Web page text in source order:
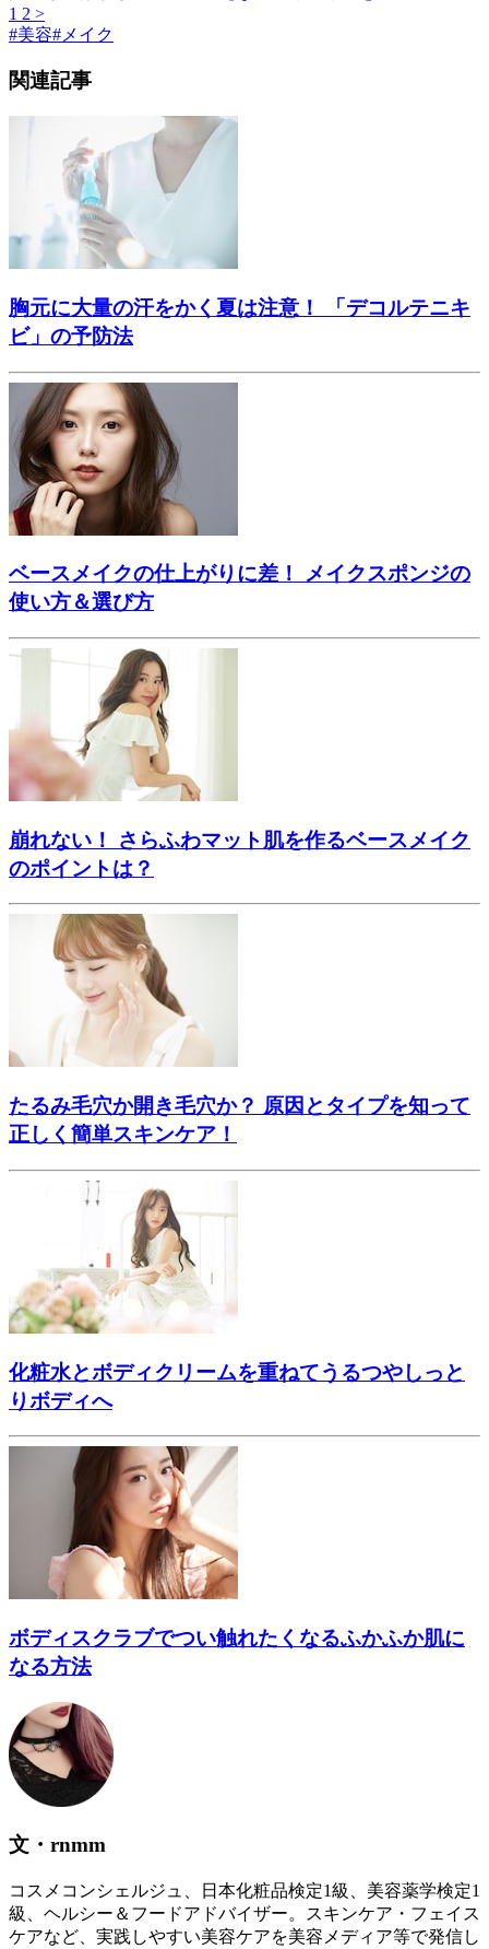
1 2 >
#美容# メイク
関連記事
胸元に大量の汗をかく夏は注意！ 「デコルテニキ
ビ」の予防法
ベースメイクの仕上がりに差！ メイクスポンジの
使い方＆選び方
崩れない！ さらふわマット肌を作るベースメイク
のポイントは？
たるみ毛穴か開き毛穴か？ 原因とタイプを知って
正しく簡単スキンケア！
化粧水とボディクリームを重ねてうるつやしっと
りボディへ
ボディスクラブでつい触れたくなるふかふか肌に
なる方法
文・rnmm
コスメコンシェルジュ、日本化粧品検定1級、美容薬学検定1
級、ヘルシー＆フードアドバイザー。スキンケア・フェイス
ケアなど、実践しやすい美容ケアを美容メディア等で発信し